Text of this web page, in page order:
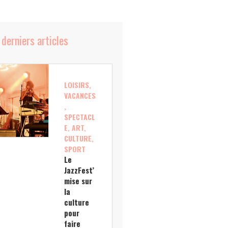
articles
LOISIRS,
VACANCES
,
SPECTACL
E, ART,
CULTURE,
SPORT
Le
JazzFest’
mise sur
la
culture
pour
faire